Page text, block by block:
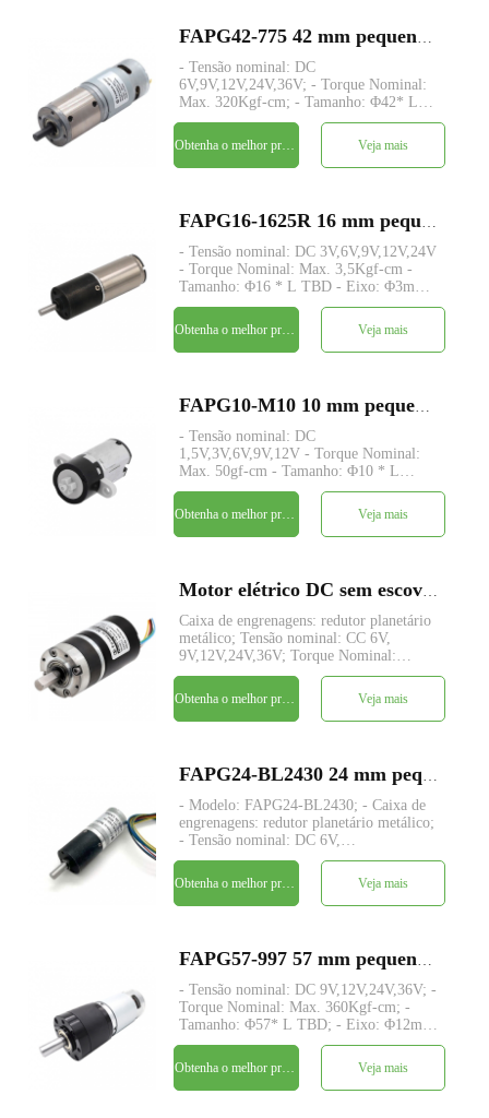
- Tensão nominal: DC
6V,9V,12V,24V,36V; - Torque Nominal:
Max. 320Kgf-cm; - Tamanho: Φ42* L
TBD; - Eixo: Φ8mm D-cut 1mm; -
Encoder: Encoder magnético/óptico; -
quantidade mínima: 500 peças
Veja mais
- Tensão nominal: DC 3V,6V,9V,12V,24V
- Torque Nominal: Max. 3,5Kgf-cm -
Tamanho: Φ16 * L TBD - Eixo: Φ3mm
D-cut 0,5mm - Codificador: Codificador
magnético - quantidade mínima: 500
peças
Veja mais
- Tensão nominal: DC
1,5V,3V,6V,9V,12V - Torque Nominal:
Max. 50gf-cm - Tamanho: Φ10 * L
10mm - Eixo: +; Corte em D; pinhão -
Codificador: Codificador magnético -
quantidade mínima: 500 peças
Veja mais
Caixa de engrenagens: redutor planetário
metálico; Tensão nominal: CC 6V,
9V,12V,24V,36V; Torque Nominal:
Personalizado até 100Kgf-cm; Potência
de saída nominal: Personalizada até 35W;
Tamanho: Φ36*L TBD; Diâmetro do
eixo: Ø8 / Ø10 mm Quantidade mín
Veja mais
- Modelo: FAPG24-BL2430; - Caixa de
engrenagens: redutor planetário metálico;
- Tensão nominal: DC 6V,
9V,12V,24V,36V; - Torque Nominal:
Max. 15Kgf-cm; - Tamanho: Φ24* L
TBD; - Eixo: eixo de transmissão
concêntrico, Φ6mm D-cut 0,5mm,
Veja mais
- Tensão nominal: DC 9V,12V,24V,36V; -
Torque Nominal: Max. 360Kgf-cm; -
Tamanho: Φ57* L TBD; - Eixo: Φ12mm
D-cut 4mm, personalizado; - Codificador:
Codificador magnético; - quantidade
mínima: 500 peças
Veja mais